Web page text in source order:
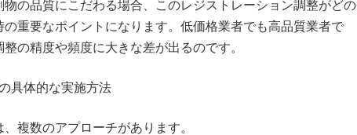
の品質にこだわる場合、このレジストレーション調整がどの
重要なポイントになります。低価格業者でも高品質業者で
の精度や頻度に大きな差が出るのです。
具体的な実施方法
複数のアプローチがあります。